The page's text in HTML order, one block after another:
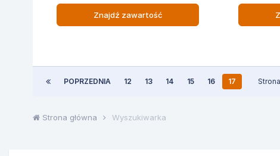
Znajdź zawartość
POPRZEDNIA 12 13 14 15 16 17
Strona główna Wyszukiwarka